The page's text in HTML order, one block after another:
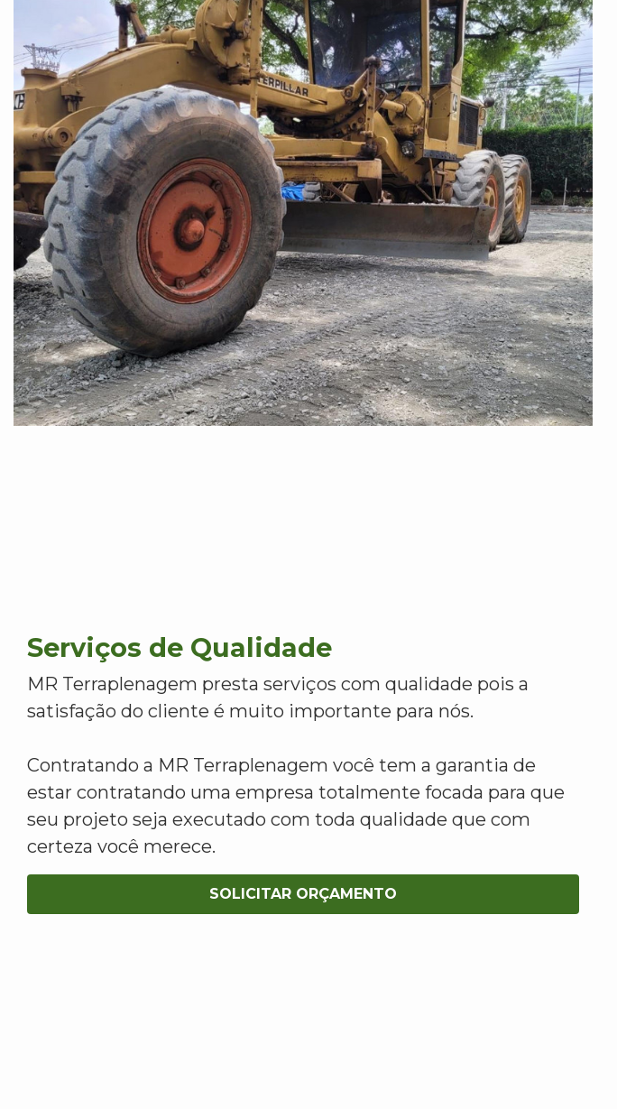
Serviços de Qualidade
MR Terraplenagem presta serviços com qualidade pois a
satisfação do cliente é muito importante para nós.
Contratando a MR Terraplenagem você tem a garantia de
estar contratando uma empresa totalmente focada para que
seu projeto seja executado com toda qualidade que com
certeza você merece.
SOLICITAR ORÇAMENTO